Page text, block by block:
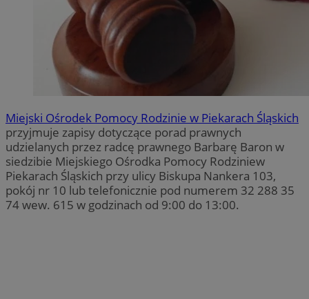
Miejski Ośrodek Pomocy Rodzinie w Piekarach Śląskich
przyjmuje zapisy dotyczące porad prawnych
udzielanych przez radcę prawnego Barbarę Baron w
siedzibie Miejskiego Ośrodka Pomocy Rodziniew
Piekarach Śląskich przy ulicy Biskupa Nankera 103,
pokój nr 10 lub telefonicznie pod numerem 32 288 35
74 wew. 615 w godzinach od 9:00 do 13:00.